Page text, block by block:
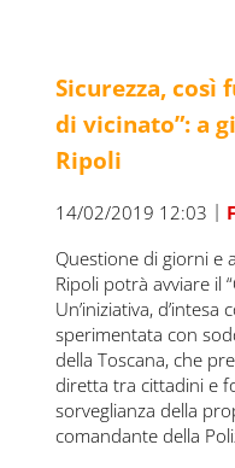
Sicurezza, così
di vicinato”: a
Ripoli
14/02/2019 12:03 |
Questione di giorni e
Ripoli potrà avviare il
Un’iniziativa,
sperimentata con
della Toscana, che
diretta tra cittadini e
sorveglianza della
comandante della